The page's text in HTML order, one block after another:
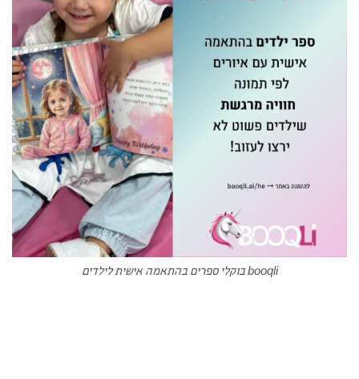
booqli בוקלי ספרים בהתאמה אישית לילדים